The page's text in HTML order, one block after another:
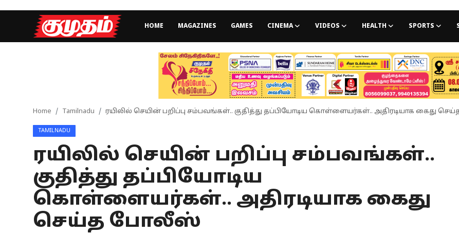
HOME MAGAZINES GAMES CINEMA VIDEOS HEALTH SPORTS
Games
Special Story
Home Tamilnadu ரயிலில் செயின் பறிப்பு சம்பவங்கள்.. குதித்து தப்பியோடிய கொள்ளையர்கள்.. அதிரடியாக கைது
TAMILNADU
ரயிலில் செயின் பறிப்பு சம்பவங்கள்..
குதித்து தப்பியோடிய
கொள்ளையர்கள்.. அதிரடியாக கைது
செய்த போலீஸ்